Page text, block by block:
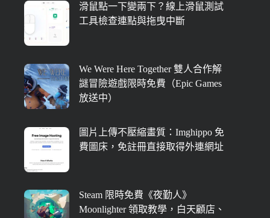
滑鼠點一下變兩下？線上滑鼠測試
工具檢查連點與拖曳中斷
We Were Here Together 雙人合作解
謎冒險遊戲限時免費（Epic Games
放送中）
圖片上傳不壓縮畫質：Imghippo 免
費圖床，免註冊直接取得外連網址
Steam 限時免費《夜勤人》
Moonlighter 領取教學，白天顧店、